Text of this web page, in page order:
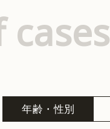
cases
年齢・性別